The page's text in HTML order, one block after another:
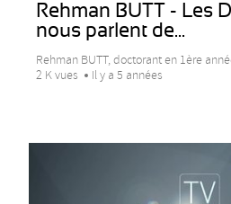
Rehman BUTT - Les
nous parlent de...
Rehman BUTT, doctorant en 1ère
2 K vues
Il y a 5 années